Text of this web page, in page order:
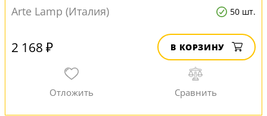
Arte Lamp (Италия) 50 шт.
2 168 ₽ В КОРЗИНУ